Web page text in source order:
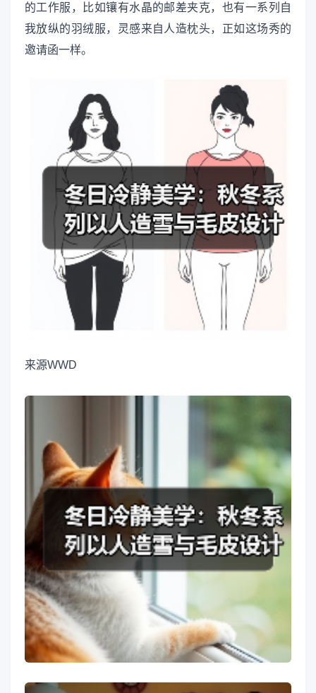
的工作服，比如镶有水晶的邮差夹克，也有一系列自
我放纵的羽绒服，灵感来自人造枕头，正如这场秀的
邀请函一样。
来源WWD